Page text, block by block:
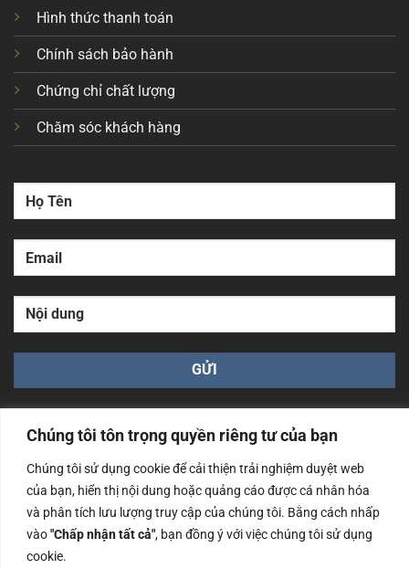
Chúng tôi tôn trọng quyền riêng tư của bạn
Chúng tôi sử dụng cookie để cải thiện trải nghiệm duyệt web
của bạn, hiển thị nội dung hoặc quảng cáo được cá nhân hóa
và phân tích lưu lượng truy cập của chúng tôi. Bằng cách nhấp
vào"Chấp nhận tất cả", bạn đồng ý với việc chúng tôi sử dụng
cookie.
Hình thức thanh toán
Chính sách bảo hành
Chứng chỉ chất lượng
Chăm sóc khách hàng
Công ty TNHH Nam Bình Xương - Số ĐKKD: 0108783483
cấp ngày 14/06/2019 bởi Sở Kế Hoạch và Đầu Tư Tp. Hà
Nội
Copyrights @2023 Nam Binh Xuong. All Rights Reserved